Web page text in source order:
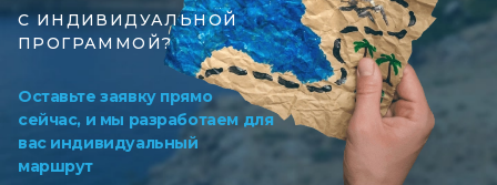
С ИНДИВИДУАЛЬНОЙ
ПРОГРАММОЙ?
Оставьте заявку прямо
сейчас, и мы разработаем для
вас индивидуальный
маршрут